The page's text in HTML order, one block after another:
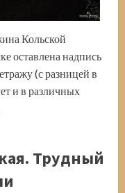
Кольской
оставлена надпись
(с разницей в
и в различных
Трудный